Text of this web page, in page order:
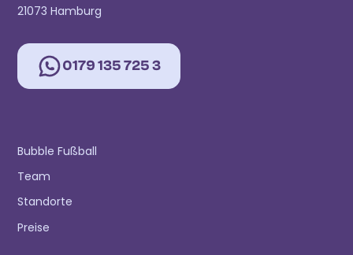
21073 Hamburg
0179 135 725 3
Bubble Fußball
Team
Standorte
Preise